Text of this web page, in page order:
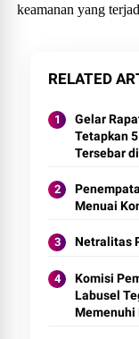
keamanan yang
RELATED
Gelar
Tetapkan
Tersebar
Menuai
Netralitas
Komisi
Labusel
Memenuhi